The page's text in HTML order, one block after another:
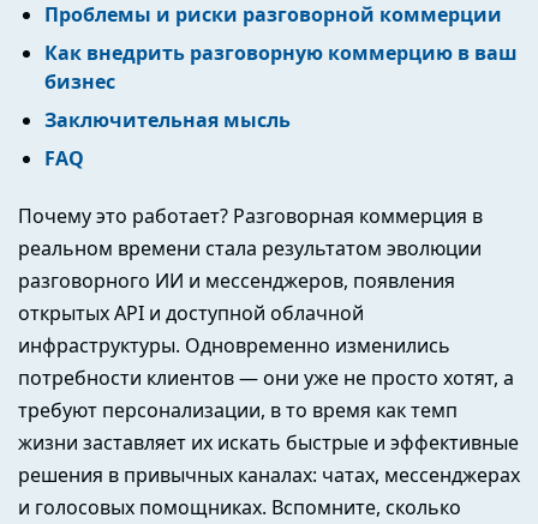
Проблемы и риски разговорной коммерции
Как внедрить разговорную коммерцию в ваш
бизнес
Заключительная мысль
FAQ
Почему это работает? Разговорная коммерция в
реальном времени стала результатом эволюции
разговорного ИИ и мессенджеров, появления
открытых API и доступной облачной
инфраструктуры. Одновременно изменились
потребности клиентов — они уже не просто хотят, а
требуют персонализации, в то время как темп
жизни заставляет их искать быстрые и эффективные
решения в привычных каналах: чатах, мессенджерах
и голосовых помощниках. Вспомните, сколько